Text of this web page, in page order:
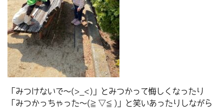
「みつけないで～(>_<)」とみつかって悔しくなったり
「みつかっちゃった～(≧▽≦)」と笑いあったりしながら